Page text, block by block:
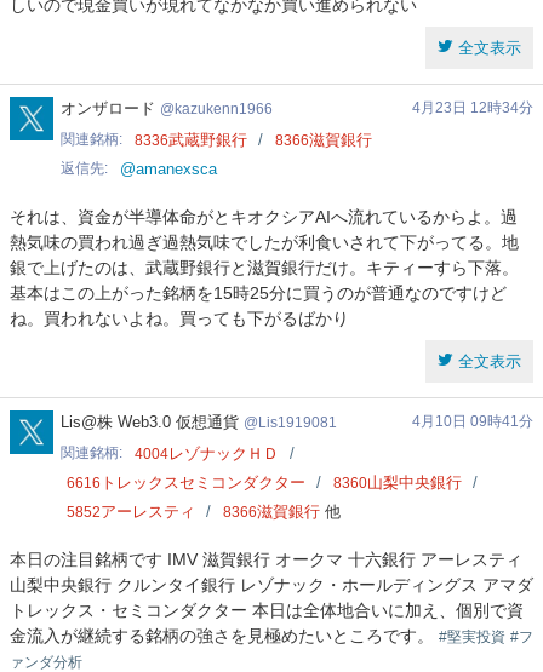
しいので現金買いが現れてなかなか買い進められない
全文表示
kazukenn1966
オンザロード kazukenn1966
4月23日 12時34分
関連銘柄
8336武蔵野銀行 8366滋賀銀行
返信先 @amanexsca
それは、資金が半導体命がとキオクシアAIへ流れているからよ。過
熱気味の買われ過ぎ過熱気味でしたが利食いされて下がってる。地
銀で上げたのは、武蔵野銀行と滋賀銀行だけ。キティーすら下落。
基本はこの上がった銘柄を15時25分に買うのが普通なのですけど
ね。買われないよね。買っても下がるばかり
全文表示
Lis1919081
Lis@株 Web3.0 仮想通貨 Lis1919081
4月10日 09時41分
関連銘柄
4004レゾナックＨＤ
6616 トレックスセミコンダクター 8360山梨中央銀行
5852アーレスティ 8366滋賀銀行 他
本日の注目銘柄です IMV 滋賀銀行 オークマ 十六銀行 アーレスティ
山梨中央銀行 クルンタイ銀行 レゾナック・ホールディングス アマダ
トレックス・セミコンダクター 本日は全体地合いに加え、個別で資
金流入が継続する銘柄の強さを見極めたいところです。 #堅実投資 #フ
ァンダ分析